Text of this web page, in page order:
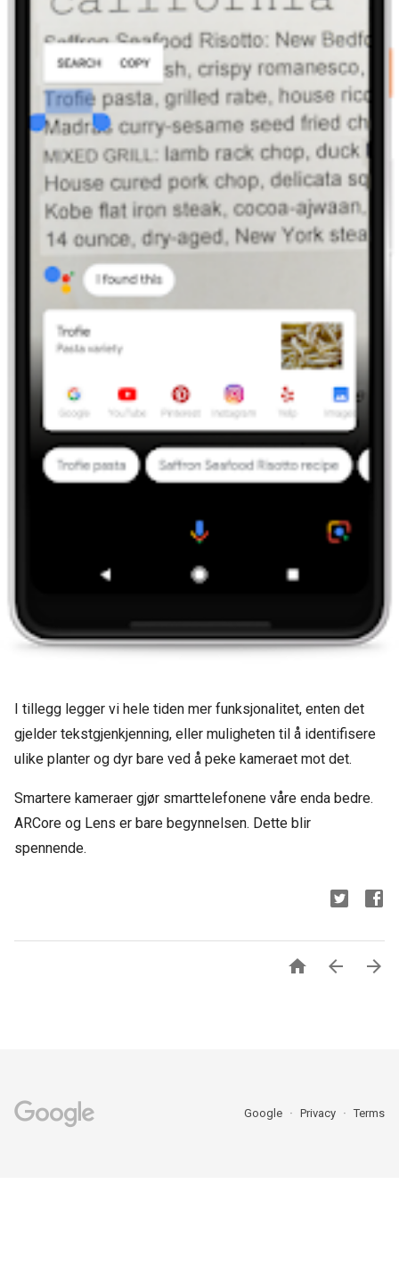
I tillegg legger vi hele tiden mer funksjonalitet, enten det
gjelder tekstgjenkjenning, eller muligheten til å identifisere
ulike planter og dyr bare ved å peke kameraet mot det.
Smartere kameraer gjør smarttelefonene våre enda bedre.
ARCore og Lens er bare begynnelsen. Dette blir
spennende.
  
Google Privacy Terms